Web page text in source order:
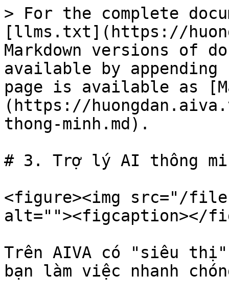
> For the complete
[llms.txt](https://
Markdown versions of
available by
page is available as
(https://
thong-minh.md).
# 3. Trợ lý AI thông
<figure><img src="/files/
alt=""><figcaption></
Trên AIVA có "siêu
bạn làm việc nhanh